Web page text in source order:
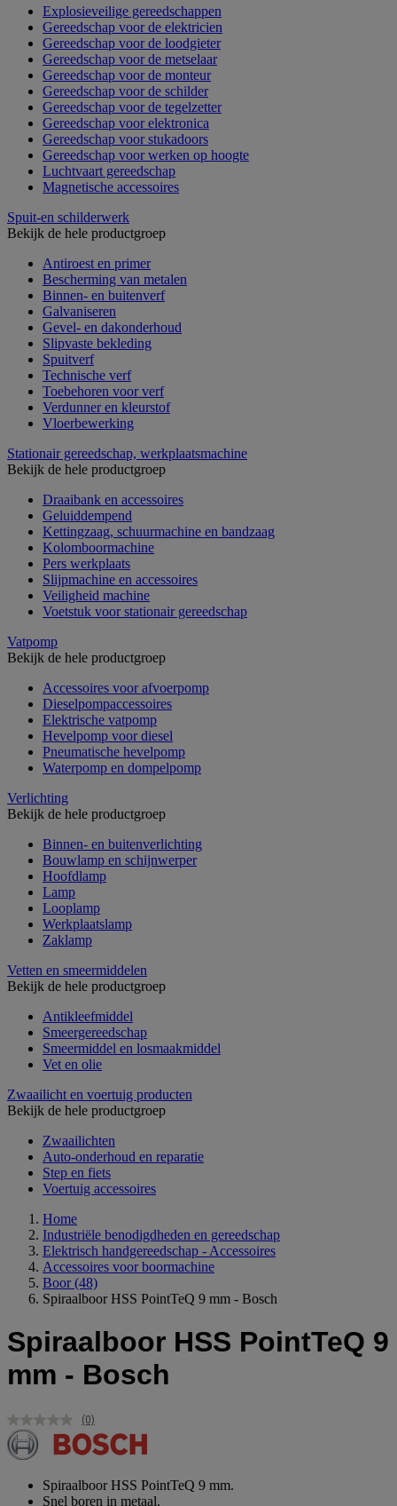
Explosieveilige gereedschappen
Gereedschap voor de elektricien
Gereedschap voor de loodgieter
Gereedschap voor de metselaar
Gereedschap voor de monteur
Gereedschap voor de schilder
Gereedschap voor de tegelzetter
Gereedschap voor elektronica
Gereedschap voor stukadoors
Gereedschap voor werken op hoogte
Luchtvaart gereedschap
Magnetische accessoires
Spuit-en schilderwerk
Bekijk de hele productgroep
Antiroest en primer
Bescherming van metalen
Binnen- en buitenverf
Galvaniseren
Gevel- en dakonderhoud
Slipvaste bekleding
Spuitverf
Technische verf
Toebehoren voor verf
Verdunner en kleurstof
Vloerbewerking
Stationair gereedschap, werkplaatsmachine
Bekijk de hele productgroep
Draaibank en accessoires
Geluiddempend
Kettingzaag, schuurmachine en bandzaag
Kolomboormachine
Pers werkplaats
Slijpmachine en accessoires
Veiligheid machine
Voetstuk voor stationair gereedschap
Vatpomp
Bekijk de hele productgroep
Accessoires voor afvoerpomp
Dieselpompaccessoires
Elektrische vatpomp
Hevelpomp voor diesel
Pneumatische hevelpomp
Waterpomp en dompelpomp
Verlichting
Bekijk de hele productgroep
Binnen- en buitenverlichting
Bouwlamp en schijnwerper
Hoofdlamp
Lamp
Looplamp
Werkplaatslamp
Zaklamp
Vetten en smeermiddelen
Bekijk de hele productgroep
Antikleefmiddel
Smeergereedschap
Smeermiddel en losmaakmiddel
Vet en olie
Zwaailicht en voertuig producten
Bekijk de hele productgroep
Zwaailichten
Auto-onderhoud en reparatie
Step en fiets
Voertuig accessoires
Home
Industriële benodigdheden en gereedschap
Elektrisch handgereedschap - Accessoires
Accessoires voor boormachine
Boor (48)
Spiraalboor HSS PointTeQ 9 mm - Bosch
Spiraalboor HSS PointTeQ 9
mm - Bosch
Geen
scorewaarde.
Dezelfde
(0)
Spiraalboor HSS PointTeQ 9 mm.
Snel boren in metaal.